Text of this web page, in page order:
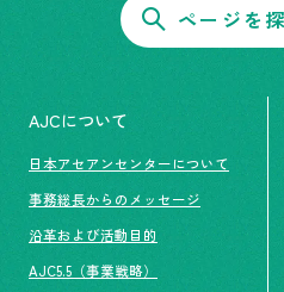
ページを
AJCについて
日本アセアンセンターについて
事務総長からのメッセージ
沿革および活動目的
AJC5.5（事業戦略）